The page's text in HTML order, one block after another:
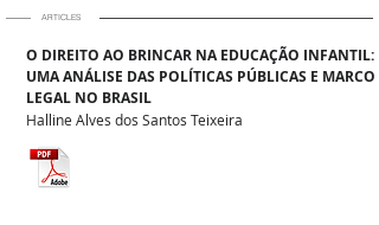
ARTICLES
Halline Alves dos Santos Teixeira
O DIREITO AO BRINCAR NA EDUCAÇÃO INFANTIL:
UMA ANÁLISE DAS POLÍTICAS PÚBLICAS E MARCO
LEGAL NO BRASIL